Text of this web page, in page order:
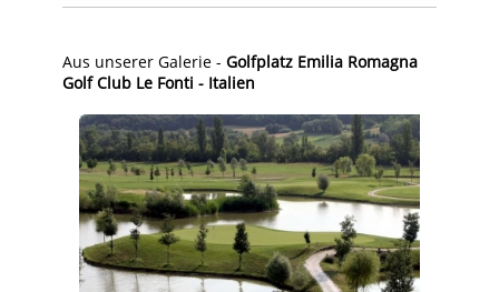
Aus unserer Galerie - Golfplatz Emilia Romagna
Golf Club Le Fonti - Italien